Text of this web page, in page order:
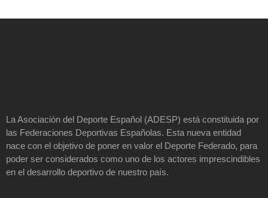
La Asociación del Deporte Español (ADESP) está constituida por
las Federaciones Deportivas Españolas. Esta nueva entidad
nace con el objetivo de poner en valor el Deporte Federado, para
poder ser considerados como uno de los actores imprescindibles
en el desarrollo deportivo de nuestro país.